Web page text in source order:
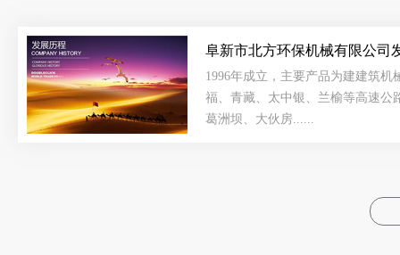
阜新市北方环保机械有限公司
1996年成立，主要产品为建建筑机
福、青藏、太中银、兰榆等高速公
葛洲坝、大伙房......